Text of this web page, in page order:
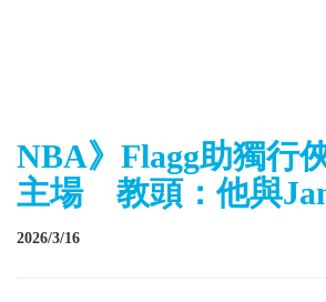
NBA》Flagg助獨行
主場 教頭：他與
2026/3/16